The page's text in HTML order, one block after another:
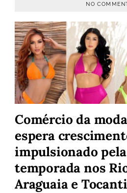
NO
Comércio da
espera
impulsionado pela
temporada nos
Araguaia e